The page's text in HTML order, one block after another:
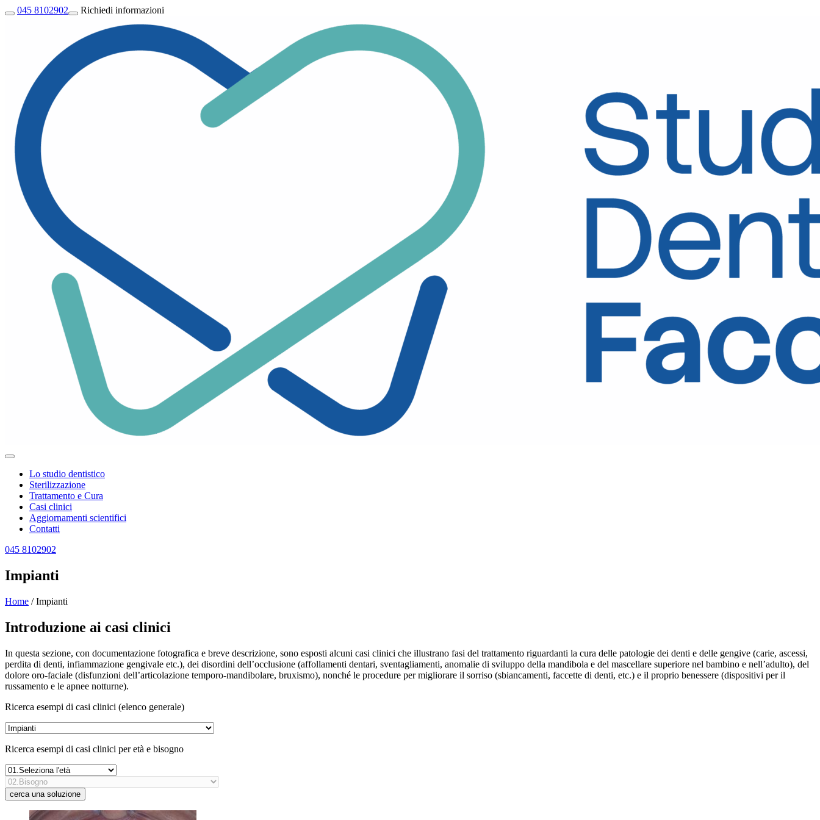
045 8102902 Richiedi informazioni
Lo studio dentistico
Sterilizzazione
Trattamento e Cura
Casi clinici
Aggiornamenti scientifici
Contatti
045 8102902
Impianti
Home /Impianti
Introduzione ai casi clinici
In questa sezione, con documentazione fotografica e breve descrizione, sono esposti alcuni casi clinici che illustrano fasi del trattamento riguardanti la cura delle patologie dei denti e delle gengive (carie, ascessi,
perdita di denti, infiammazione gengivale etc.), dei disordini dell’occlusione (affollamenti dentari, sventagliamenti, anomalie di sviluppo della mandibola e del mascellare superiore nel bambino e nell’adulto), del
dolore oro-faciale (disfunzioni dell’articolazione temporo-mandibolare, bruxismo), nonché le procedure per migliorare il sorriso (sbiancamenti, faccette di denti, etc.) e il proprio benessere (dispositivi per il
russamento e le apnee notturne).
Ricerca esempi di casi clinici (elenco generale)
Ricerca esempi di casi clinici per età e bisogno